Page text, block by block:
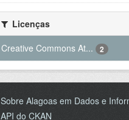
Licenças
Creative Commons At...
2
Sobre Alagoas em Dados e
API do CKAN